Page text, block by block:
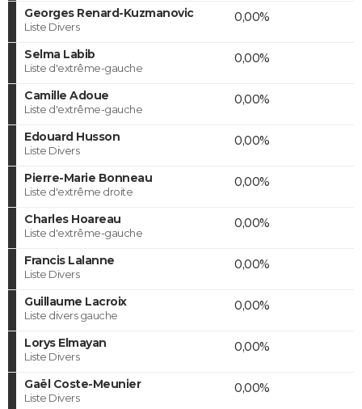
Georges Renard-Kuzmanovic
Liste Divers
0,00%
Selma Labib
Liste d'extrême-gauche
0,00%
Camille Adoue
Liste d'extrême-gauche
0,00%
Edouard Husson
Liste Divers
0,00%
Pierre-Marie Bonneau
Liste d'extrême droite
0,00%
Charles Hoareau
Liste d'extrême-gauche
0,00%
Francis Lalanne
Liste Divers
0,00%
Guillaume Lacroix
Liste divers gauche
0,00%
Lorys Elmayan
Liste Divers
0,00%
Gaël Coste-Meunier
Liste Divers
0,00%